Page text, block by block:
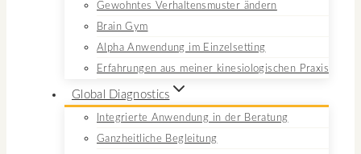
Gewohntes Verhaltensmuster ändern
Brain Gym
Alpha Anwendung im Einzelsetting
Erfahrungen aus meiner kinesiologischen Praxis
Global Diagnostics
Integrierte Anwendung in der Beratung
Ganzheitliche Begleitung